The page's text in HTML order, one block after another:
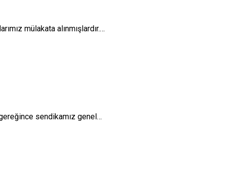
mülakata alınmışlardır.…
sendikamız genel…